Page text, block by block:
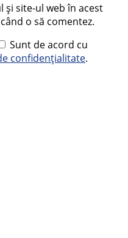
și site-ul web în acest
o să comentez.
Sunt de acord cu
confidențialitate.